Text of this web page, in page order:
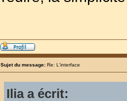
Sujet du message: Re: L'interface
Ilia a écrit: